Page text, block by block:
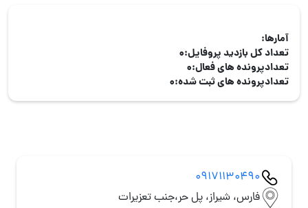
آمارها:
تعداد کل بازدید پروفایل:0
تعدادپرونده های فعال:0
تعدادپرونده های ثبت شده:0
09171130490
فارس، شیراز، پل حر،جنب تعزیرات